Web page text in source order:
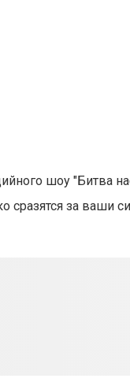
шоу "Битва
за ваши